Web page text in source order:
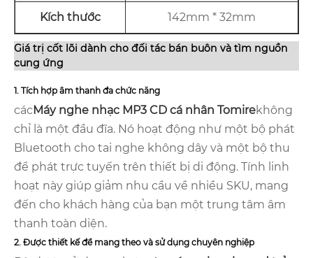
Kích thước 142mm * 32mm
Giá trị cốt lõi dành cho đối tác bán buôn và tìm nguồn
cung ứng
1. Tích hợp âm thanh đa chức năng
cácMáy nghe nhạc MP3 CD cá nhân Tomirekhông
chỉ là một đầu đĩa. Nó hoạt động như một bộ phát
Bluetooth cho tai nghe không dây và một bộ thu
để phát trực tuyến trên thiết bị di động. Tính linh
hoạt này giúp giảm nhu cầu về nhiều SKU, mang
đến cho khách hàng của bạn một trung tâm âm
thanh toàn diện.
2. Được thiết kế để mang theo và sử dụng chuyên nghiệp